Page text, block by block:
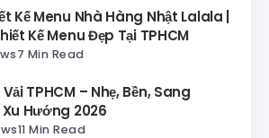
Kế Menu Nhà Hàng Nhật Lalala |
Kế Menu Đẹp Tại TPHCM
7 Min Read
TPHCM – Nhẹ, Bền, Sang
Hướng 2026
11 Min Read